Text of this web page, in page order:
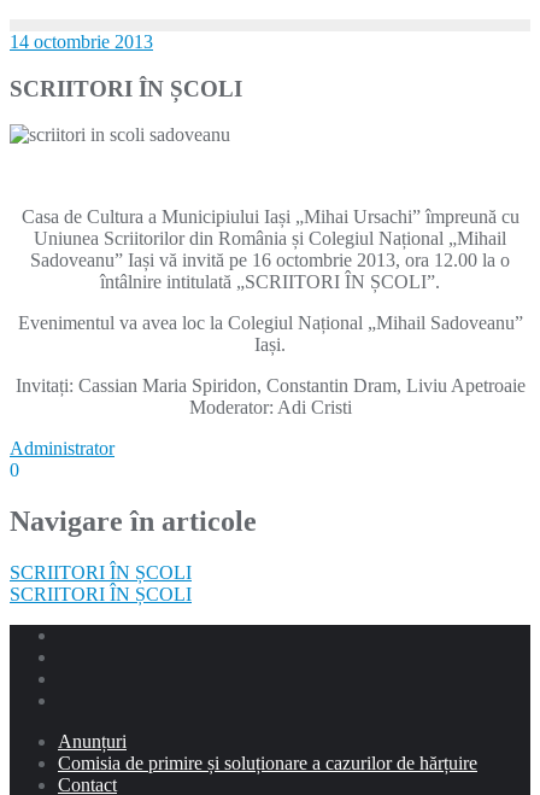
14 octombrie 2013
SCRIITORI ÎN ȘCOLI
Casa de Cultura a Municipiului Iași „Mihai Ursachi” împreună cu
Uniunea Scriitorilor din România și Colegiul Național „Mihail
Sadoveanu” Iași vă invită pe 16 octombrie 2013, ora 12.00 la o
întâlnire intitulată „SCRIITORI ÎN ȘCOLI”.
Evenimentul va avea loc la Colegiul Național „Mihail Sadoveanu”
Iași.
Invitați: Cassian Maria Spiridon, Constantin Dram, Liviu Apetroaie
Moderator: Adi Cristi
Administrator
0
Navigare în articole
SCRIITORI ÎN ȘCOLI
SCRIITORI ÎN ȘCOLI
Anunțuri
Comisia de primire și soluționare a cazurilor de hărțuire
Contact